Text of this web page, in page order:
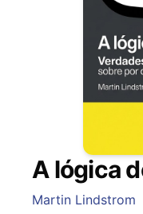
A lógica
Martin Lindstrom